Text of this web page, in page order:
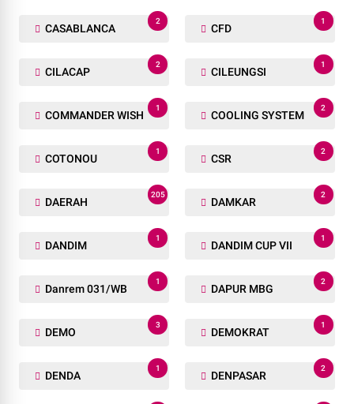
CASABLANCA
2
CFD
1
CILACAP
2
CILEUNGSI
1
COMMANDER WISH
1
COOLING SYSTEM
2
COTONOU
1
CSR
2
DAERAH
205
DAMKAR
2
DANDIM
1
DANDIM CUP VII
1
Danrem 031/WB
1
DAPUR MBG
2
DEMO
3
DEMOKRAT
1
DENDA
1
DENPASAR
2